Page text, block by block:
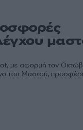
με αφορμή τον
του Μαστού,